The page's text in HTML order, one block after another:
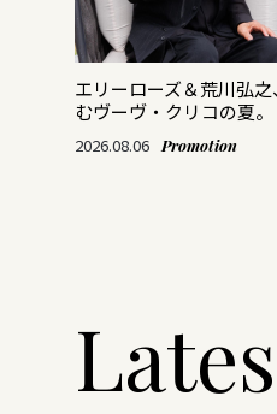
エリーローズ＆荒川弘
むヴーヴ・クリコの夏。
2026.08.06 Promotion